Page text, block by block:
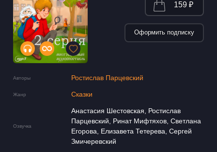
Авторы Ростислав Парцевский
Жанр Сказки
Озвучка
Анастасия Шестовская, Ростислав
Парцевский, Ринат Мифтяхов, Светлана
Егорова, Елизавета Тетерева, Сергей
Змичеревский
159 ₽
Оформить подписку